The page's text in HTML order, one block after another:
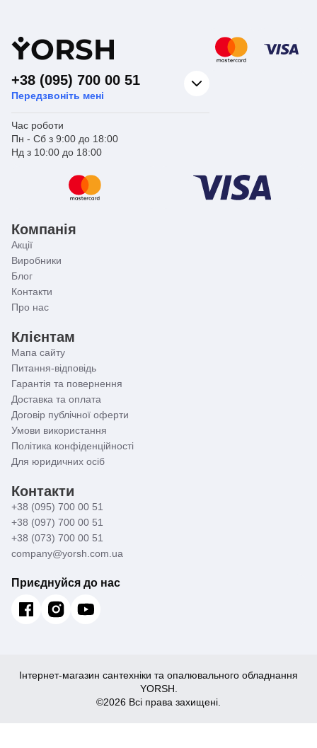
YORSH
+38 (095) 700 00 51
Передзвоніть мені
Час роботи
Пн - Сб з 9:00 до 18:00
Нд з 10:00 до 18:00
Компанія
Акції
Виробники
Блог
Контакти
Про нас
Клієнтам
Мапа сайту
Питання-відповідь
Гарантія та повернення
Доставка та оплата
Договір публічної оферти
Умови використання
Політика конфіденційності
Для юридичних осіб
Контакти
+38 (095) 700 00 51
+38 (097) 700 00 51
+38 (073) 700 00 51
company@yorsh.com.ua
Приєднуйся до нас
Інтернет-магазин сантехніки та опалювального обладнання
YORSH.
©2026 Всі права захищені.